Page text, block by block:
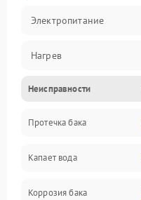
Электропитание
Нагрев
Датчики
Механика
Неисправности
Протечка бака
Капает вода
Коррозия бака